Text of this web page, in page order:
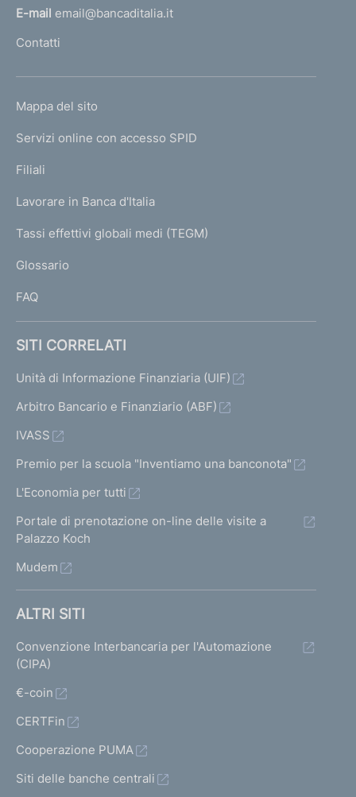
l
'
m
e
a
g
E-mail email@bancaditalia.it
Contatti
L
N
K
T
I
I
Mappa del sito
Servizi online con accesso SPID
Filiali
Lavorare in Banca d'Italia
Tassi effettivi globali medi (TEGM)
Glossario
FAQ
SITI CORRELATI
Unità di Informazione Finanziaria (UIF)
Arbitro Bancario e Finanziario (ABF)
IVASS
Premio per la scuola "Inventiamo una banconota"
L'Economia per tutti
Portale di prenotazione on-line delle visite a
Palazzo Koch
Mudem
ALTRI SITI
Convenzione Interbancaria per l'Automazione
(CIPA)
€-coin
CERTFin
Cooperazione PUMA
Siti delle banche centrali